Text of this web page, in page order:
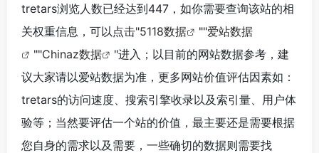
tretars浏览人数已经达到447，如你需要查询该站的相
关权重信息，可以点击"5118数据 ""爱站数据
""Chinaz数据
"进入；以目前的网站数据参考，建
议大家请以爱站数据为准，更多网站价值评估因素如：
tretars的访问速度、搜索引擎收录以及索引量、用户体
验等；当然要评估一个站的价值，最主要还是需要根据
您自身的需求以及需要，一些确切的数据则需要找